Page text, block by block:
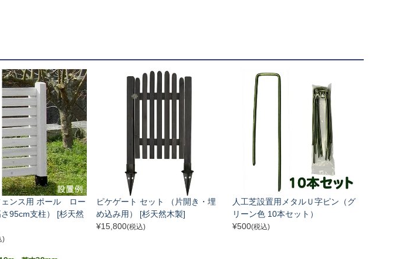
ェンス用 ポール ロー
95cm支柱） [杉天然
)
ピケゲート セット （片開き・埋
め込み用） [杉天然木製]
¥15,800(税込)
人工芝設置用メタルＵ字ピン（グ
リーン色 10本セット）
¥500(税込)